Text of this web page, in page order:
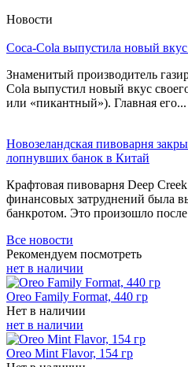
Новости
Coca-Cola выпустила новый вкус
Знаменитый производитель
Cola выпустил новый вкус
или «пикантный»). Главная его...
Новозеландская пивоварня
лопнувших банок в Китай
Крафтовая пивоварня Deep
финансовых затруднений была
банкротом. Это произошло
Все новости
Рекомендуем посмотреть
нет в наличии
Oreo Family Format, 440 гр
Нет в наличии
нет в наличии
Oreo Mint Flavor, 154 гр